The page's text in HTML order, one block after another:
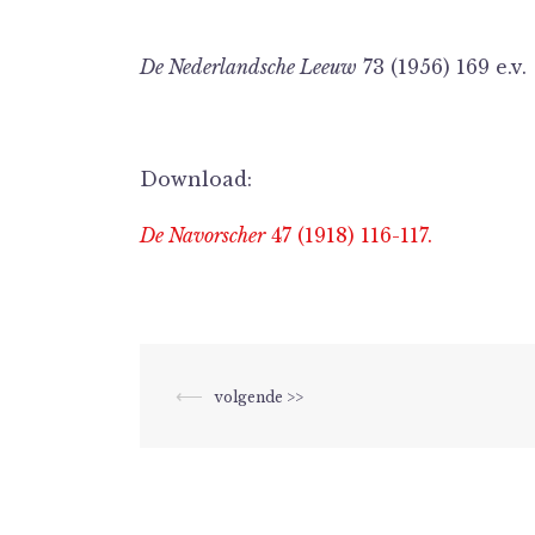
De Nederlandsche Leeuw 73 (1956) 169 e.v.
Download:
De Navorscher47 (1918) 116-117.
Berichtnavigatie
⟵